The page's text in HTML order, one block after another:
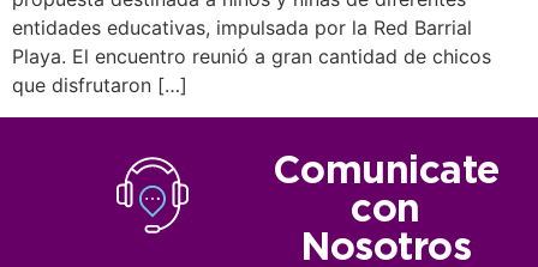
entidades educativas, impulsada por la Red Barrial
Playa. El encuentro reunió a gran cantidad de chicos
que disfrutaron […]
Comunicate
con
Nosotros